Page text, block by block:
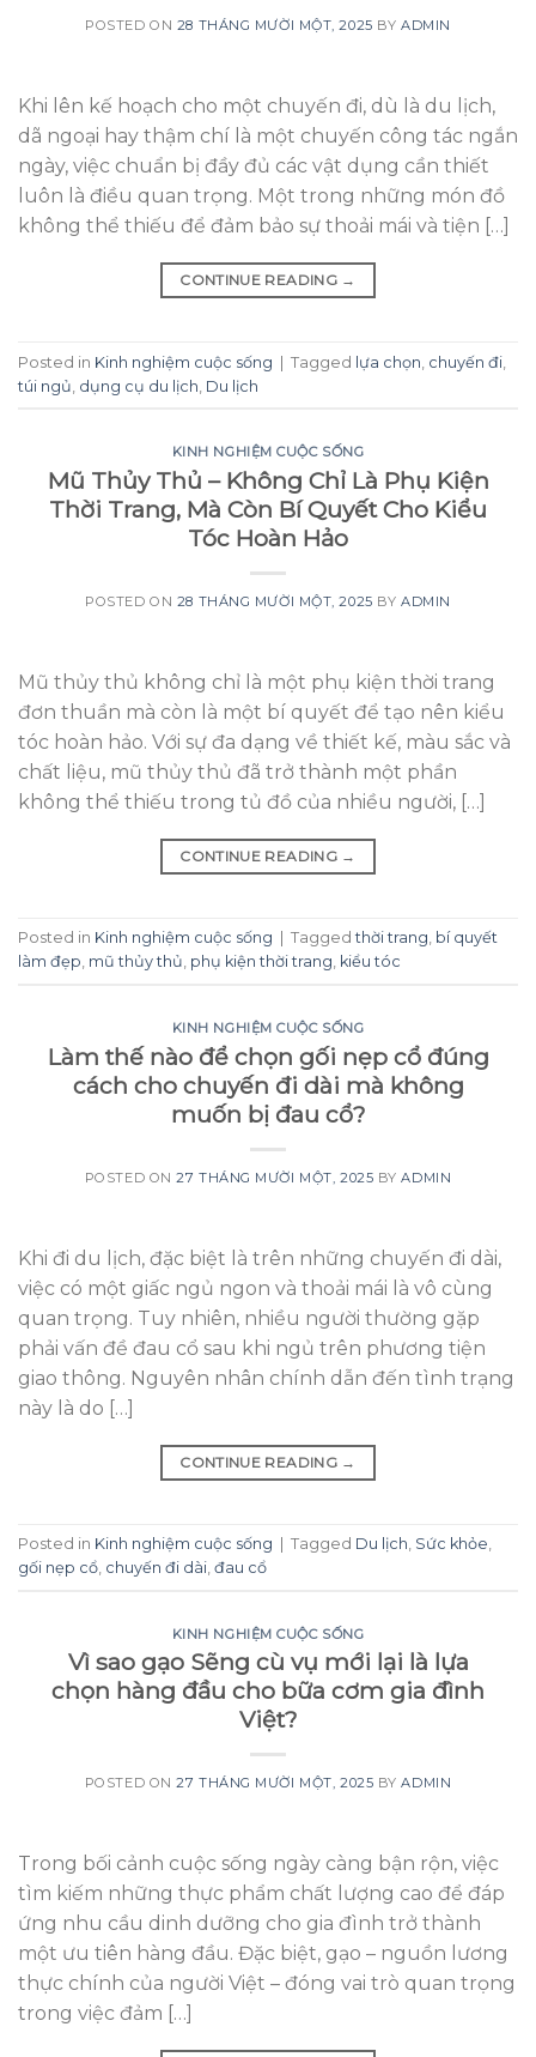
POSTED ON 28 THÁNG MƯỜI MỘT, 2025 BY ADMIN
Khi lên kế hoạch cho một chuyến đi, dù là du lịch,
dã ngoại hay thậm chí là một chuyến công tác ngắn
ngày, việc chuẩn bị đầy đủ các vật dụng cần thiết
luôn là điều quan trọng. Một trong những món đồ
không thể thiếu để đảm bảo sự thoải mái và tiện […]
CONTINUE READING →
Posted in Kinh nghiệm cuộc sống | Tagged lựa chọn chuyến đi
túi ngủ dụng cụ du lịch Du lịch
KINH NGHIỆM CUỘC SỐNG
Mũ Thủy Thủ – Không Chỉ Là Phụ Kiện
Thời Trang, Mà Còn Bí Quyết Cho Kiểu
Tóc Hoàn Hảo
POSTED ON 28 THÁNG MƯỜI MỘT, 2025 BY ADMIN
Mũ thủy thủ không chỉ là một phụ kiện thời trang
đơn thuần mà còn là một bí quyết để tạo nên kiểu
tóc hoàn hảo. Với sự đa dạng về thiết kế, màu sắc và
chất liệu, mũ thủy thủ đã trở thành một phần
không thể thiếu trong tủ đồ của nhiều người, […]
CONTINUE READING →
Posted in Kinh nghiệm cuộc sống Taggedthời trang, bí quyết
làm đẹp, mũ thủy thủ, phụ kiện thời trang, kiểu tóc
KINH NGHIỆM CUỘC SỐNG
Làm thế nào để chọn gối nẹp cổ đúng
cách cho chuyến đi dài mà không
muốn bị đau cổ?
POSTED ON27 THÁNG MƯỜI MỘT, 2025 BYADMIN
Khi đi du lịch, đặc biệt là trên những chuyến đi dài,
việc có một giấc ngủ ngon và thoải mái là vô cùng
quan trọng. Tuy nhiên, nhiều người thường gặp
phải vấn đề đau cổ sau khi ngủ trên phương tiện
giao thông. Nguyên nhân chính dẫn đến tình trạng
này là do […]
CONTINUE READING →
Posted in Kinh nghiệm cuộc sống Tagged Du lịch Sức khỏe
gối nẹp cổ chuyến đi dài đau cổ
KINH NGHIỆM CUỘC SỐNG
Vì sao gạo Sẽng cù vụ mới lại là lựa
chọn hàng đầu cho bữa cơm gia đình
Việt?
POSTED ON27 THÁNG MƯỜI MỘT, 2025 BYADMIN
Trong bối cảnh cuộc sống ngày càng bận rộn, việc
tìm kiếm những thực phẩm chất lượng cao để đáp
ứng nhu cầu dinh dưỡng cho gia đình trở thành
một ưu tiên hàng đầu. Đặc biệt, gạo – nguồn lương
thực chính của người Việt – đóng vai trò quan trọng
trong việc đảm […]